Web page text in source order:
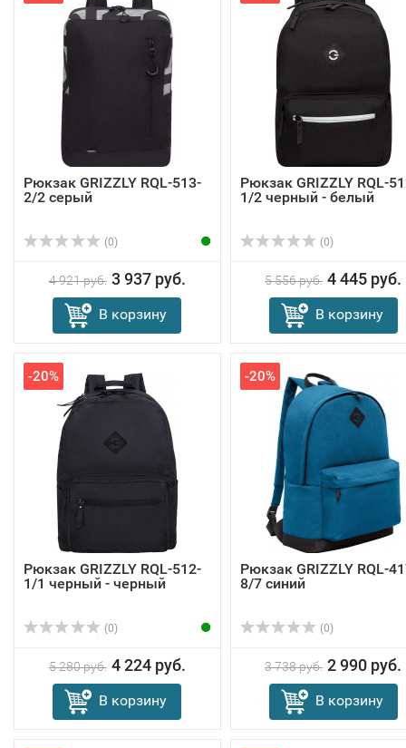
Рюкзак GRIZZLY RQL-513-
2/2 серый
(0)
4 921 руб. 3 937 руб.
В корзину
Рюкзак GRIZZLY RQL-
1/2 черный - белый
(0)
5 556 руб. 4 445 руб.
В корзину
-20%
Рюкзак GRIZZLY RQL-512-
1/1 черный - черный
(0)
5 280 руб. 4 224 руб.
В корзину
-20%
Рюкзак GRIZZLY RQL-
8/7 синий
(0)
3 738 руб. 2 990 руб.
В корзину